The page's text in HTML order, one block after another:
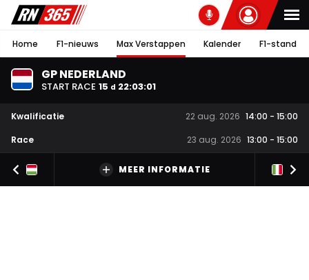
Home F1-nieuws Max Verstappen Kalender F1-stand
GP NEDERLAND
START RACE 15 d 22:03:00
Kwalificatie 22 aug. 2026 14:00 - 15:00
Race
23 aug. 2026 13:00 - 15:00
MEER INFORMATIE